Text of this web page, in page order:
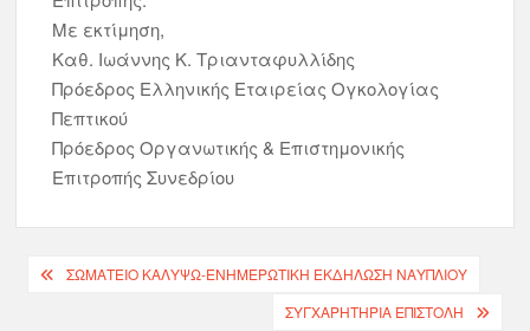
Με εκτίμηση,
Καθ. Ιωάννης Κ. Τριανταφυλλίδης
Πρόεδρος Ελληνικής Εταιρείας Ογκολογίας
Πεπτικού
Πρόεδρος Οργανωτικής & Επιστημονικής
Επιτροπής Συνεδρίου
ΣΩΜΑΤΕΙΟ ΚΑΛΥΨΩ-ΕΝΗΜΕΡΩΤΙΚΗ ΕΚΔΗΛΩΣΗ ΝΑΥΠΛΙΟΥ
ΣΥΓΧΑΡΗΤΉΡΙΑ ΕΠΙΣΤΟΛΉ